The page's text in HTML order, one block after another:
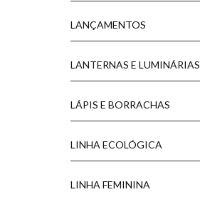
LANÇAMENTOS
LANTERNAS E LUMINÁRIAS
LÁPIS E BORRACHAS
LINHA ECOLÓGICA
LINHA FEMININA